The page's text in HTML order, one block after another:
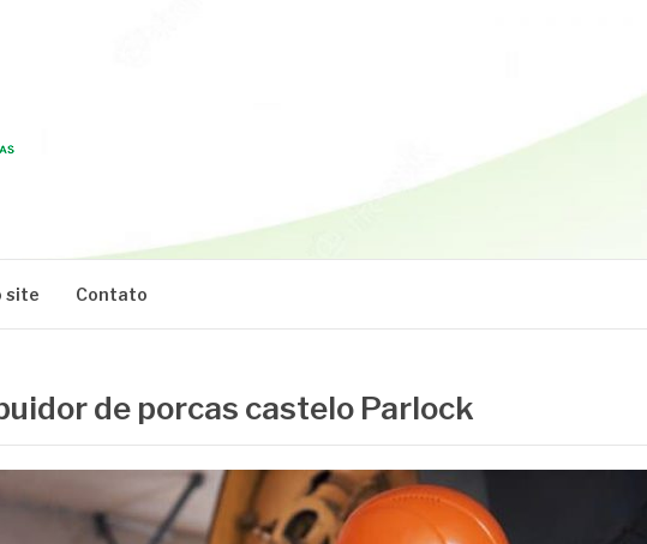
site Contato
de porcas castelo Parlock